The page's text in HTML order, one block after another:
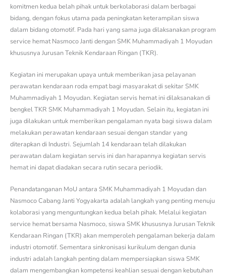
komitmen kedua belah pihak untuk berkolaborasi dalam berbagai
bidang, dengan fokus utama pada peningkatan keterampilan siswa
dalam bidang otomotif. Pada hari yang sama juga dilaksanakan program
service hemat Nasmoco Janti dengan SMK Muhammadiyah 1 Moyudan
khususnya Jurusan Teknik Kendaraan Ringan (TKR).
Kegiatan ini merupakan upaya untuk memberikan jasa pelayanan
perawatan kendaraan roda empat bagi masyarakat di sekitar SMK
Muhammadiyah 1 Moyudan. Kegiatan servis hemat ini dilaksanakan di
bengkel TKR SMK Muhammadiyah 1 Moyudan. Selain itu, kegiatan ini
juga dilakukan untuk memberikan pengalaman nyata bagi siswa dalam
melakukan perawatan kendaraan sesuai dengan standar yang
diterapkan di Industri. Sejumlah 14 kendaraan telah dilakukan
perawatan dalam kegiatan servis ini dan harapannya kegiatan servis
hemat ini dapat diadakan secara rutin secara periodik.
Penandatanganan MoU antara SMK Muhammadiyah 1 Moyudan dan
Nasmoco Cabang Janti Yogyakarta adalah langkah yang penting menuju
kolaborasi yang menguntungkan kedua belah pihak. Melalui kegiatan
service hemat bersama Nasmoco, siswa SMK khususnya Jurusan Teknik
Kendaraan Ringan (TKR) akan memperoleh pengalaman bekerja dalam
industri otomotif. Sementara sinkronisasi kurikulum dengan dunia
industri adalah langkah penting dalam mempersiapkan siswa SMK
dalam mengembangkan kompetensi keahlian sesuai dengan kebutuhan